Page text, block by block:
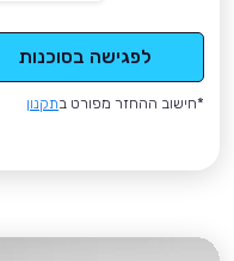
לפגישה בסוכנות
*חישוב ההחזר מפורט בתקנון